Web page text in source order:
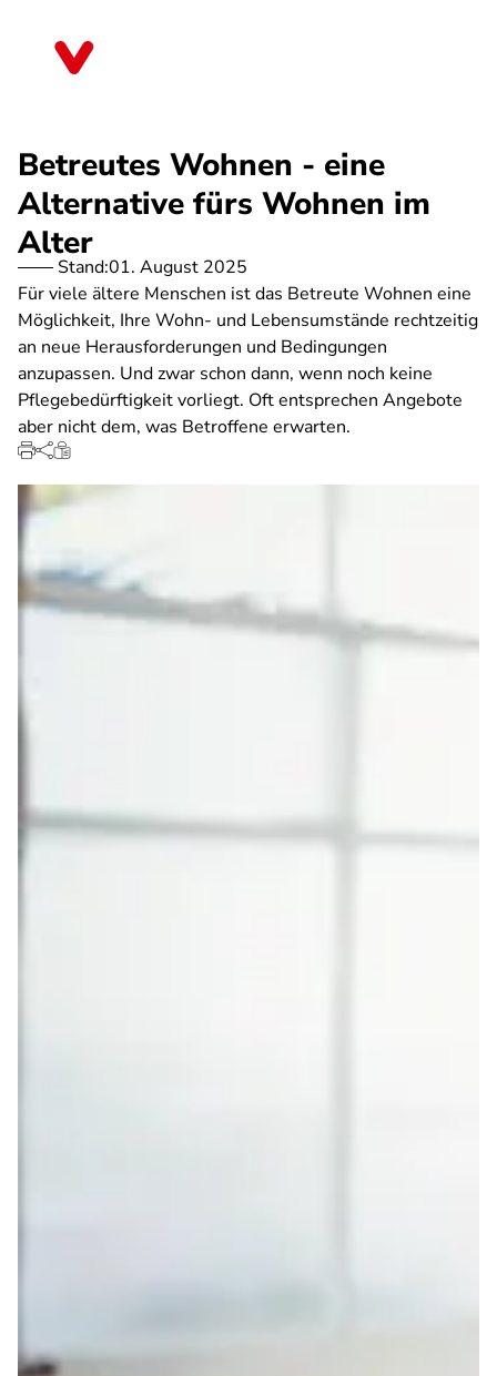
Betreutes Wohnen - eine
Alternative fürs Wohnen im
Alter
Stand:01. August 2025
Für viele ältere Menschen ist das Betreute Wohnen eine
Möglichkeit, Ihre Wohn- und Lebensumstände rechtzeitig
an neue Herausforderungen und Bedingungen
anzupassen. Und zwar schon dann, wenn noch keine
Pflegebedürftigkeit vorliegt. Oft entsprechen Angebote
aber nicht dem, was Betroffene erwarten.